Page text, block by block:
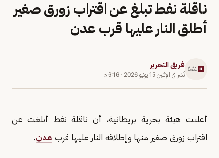
ناقلة نفط تبلغ عن اقتراب زورق صغير
أطلق النار عليها قرب عدن
فريق التحرير
نُشر في الإثنين 15 يونيو 2026 · 6:16 م
أعلنت هيئة بحرية بريطانية، أن ناقلة نفط أبلغت عن
اقتراب زورق صغير منها وإطلاقه النار عليها قرب عدن.